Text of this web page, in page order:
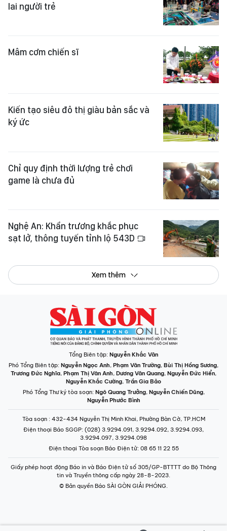
lai người trẻ
Mâm cơm chiến sĩ
Kiến tạo siêu đô thị giàu bản sắc và
ký ức
Chỉ quy định thời lượng trẻ chơi
game là chưa đủ
Nghệ An: Khẩn trương khắc phục
sạt lở, thông tuyến tỉnh lộ 543D
Xem thêm
Tổng Biên tập: Nguyễn Khắc Văn
Phó Tổng Biên tập: Nguyễn Ngọc Anh, Phạm Văn Trường, Bùi Thị Hồng Sương,
Trương Đức Nghĩa, Phạm Thị Vân Anh, Dương Văn Quang, Nguyễn Đức Hiển,
Nguyễn Khắc Cường, Trần Gia Bảo
Phó Tổng Thư ký tòa soạn: Ngô Quang Trưởng, Nguyễn Chiến Dũng,
Nguyễn Phước Bình
Tòa soạn : 432-434 Nguyễn Thị Minh Khai, Phường Bàn Cờ, TP.HCM
Điện thoại Báo SGGP: (028) 3.9294.091, 3.9294.092, 3.9294.093,
3.9294.097, 3.9294.098
Điện thoại Tòa soạn Báo Điện tử: 08 65 11 22 55
Giấy phép hoạt động Báo in và Báo Điện tử số 305/GP-BTTTT do Bộ Thông
tin và Truyền thông cấp ngày 28-8-2023.
© Bản quyền Báo SÀI GÒN GIẢI PHÓNG.